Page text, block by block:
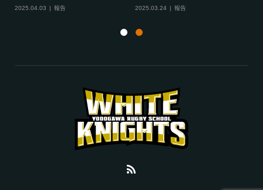
2025.04.03 報告 2025.03.24 報告